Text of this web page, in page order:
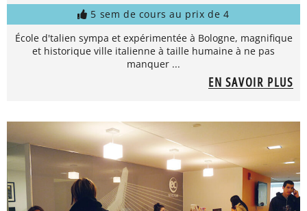
5 sem de cours au prix de 4
École d'talien sympa et expérimentée à Bologne, magnifique
et historique ville italienne à taille humaine à ne pas
manquer ...
EN SAVOIR PLUS